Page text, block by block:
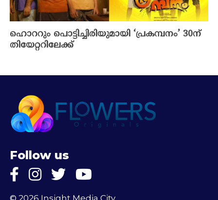
ഹൊററും പൊട്ടിച്ചിരിയുമായി ‘പ്രകമ്പനം’ 30ന്
തിയേറ്ററിലേക്ക്
Follow us
© 2026 Insight Media City